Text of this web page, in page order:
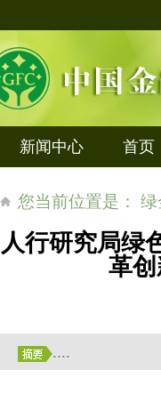
新闻中心 首页
您当前位置是： 绿
人行研究局绿
革
....